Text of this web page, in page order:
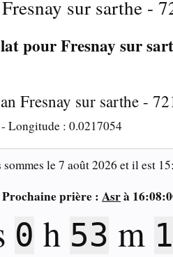
sur sarthe -
pour Fresnay sur
Fresnay sur sarthe -
- Longitude : 0.0217054
sommes le7 août 2026 et il est
Prochaine prière : Asrà
0 h 53 m